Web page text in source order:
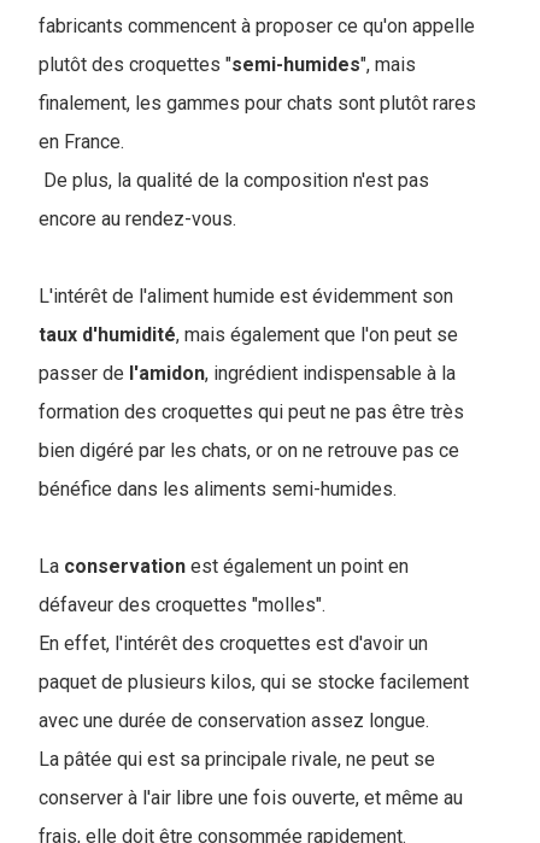
fabricants commencent à proposer ce qu'on appelle
plutôt des croquettes "semi-humides", mais
finalement, les gammes pour chats sont plutôt rares
en France.
De plus, la qualité de la composition n'est pas
encore au rendez-vous.
L'intérêt de l'aliment humide est évidemment son
taux d'humidité, mais également que l'on peut se
passer de l'amidon, ingrédient indispensable à la
formation des croquettes qui peut ne pas être très
bien digéré par les chats, or on ne retrouve pas ce
bénéfice dans les aliments semi-humides.
La conservation est également un point en
défaveur des croquettes "molles".
En effet, l'intérêt des croquettes est d'avoir un
paquet de plusieurs kilos, qui se stocke facilement
avec une durée de conservation assez longue.
La pâtée qui est sa principale rivale, ne peut se
conserver à l'air libre une fois ouverte, et même au
frais, elle doit être consommée rapidement.